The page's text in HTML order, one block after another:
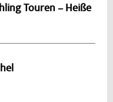
Touren – Heiße